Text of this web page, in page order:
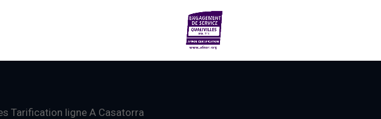
Tarification ligne A Casatorra